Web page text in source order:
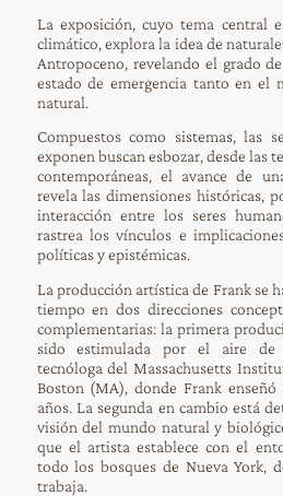
La exposición, cuyo tema central
climático, explora la idea de
Antropoceno, revelando el grado
estado de emergencia tanto en el
natural.
Compuestos como sistemas, las
exponen buscan esbozar, desde las
contemporáneas, el avance de
revela las dimensiones históricas,
interacción entre los seres
rastrea los vínculos e
políticas y epistémicas.
La producción artística de Frank se
tiempo en dos direcciones
complementarias: la primera
sido estimulada por el aire de
tecnóloga del Massachusetts
Boston (MA), donde Frank
años. La segunda en cambio está
visión del mundo natural y
que el artista establece con el
todo los bosques de Nueva York,
trabaja.